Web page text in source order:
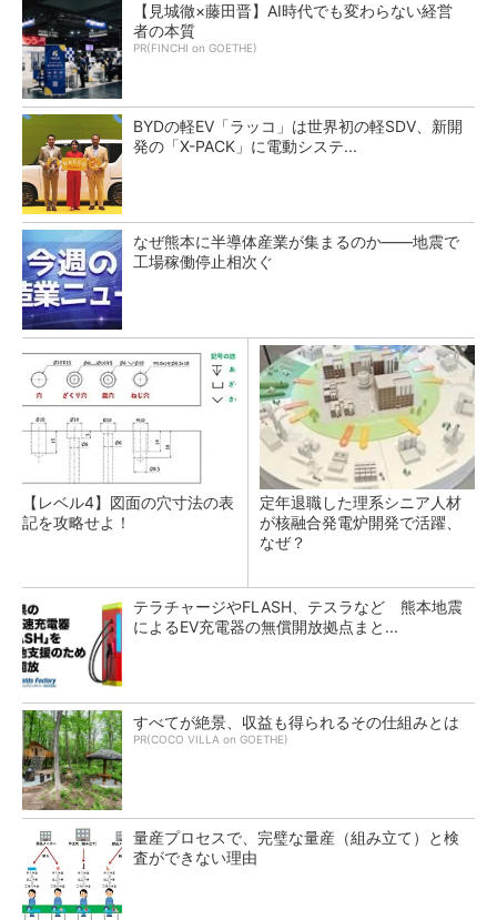
【見城徹×藤田晋】AI時代でも変わらない経営
者の本質
PR(FINCHI on GOETHE)
BYDの軽EV「ラッコ」は世界初の軽SDV、新開
発の「X-PACK」に電動システ...
なぜ熊本に半導体産業が集まるのか――地震で
工場稼働停止相次ぐ
【レベル4】図面の穴寸法の表
記を攻略せよ！
定年退職した理系シニア人材
が核融合発電炉開発で活躍、
なぜ？
テラチャージやFLASH、テスラなど 熊本地震
によるEV充電器の無償開放拠点まと...
すべてが絶景、収益も得られるその仕組みとは
PR(COCO VILLA on GOETHE)
量産プロセスで、完璧な量産（組み立て）と検
査ができない理由